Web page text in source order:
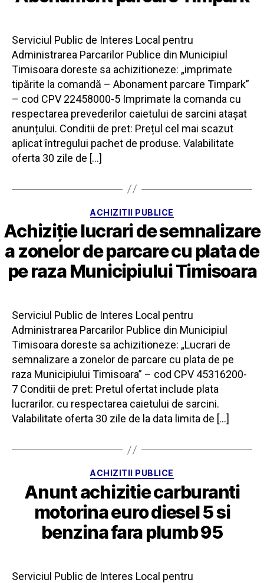
Serviciul Public de Interes Local pentru
Administrarea Parcarilor Publice din Municipiul
Timisoara doreste sa achizitioneze: „imprimate
tipărite la comandă – Abonament parcare Timpark”
– cod CPV 22458000-5 Imprimate la comanda cu
respectarea prevederilor caietului de sarcini atașat
anunțului. Conditii de pret: Prețul cel mai scazut
aplicat întregului pachet de produse. Valabilitate
oferta 30 zile de […]
Categorii
ACHIZITII PUBLICE
Achiziție lucrari de semnalizare
a zonelor de parcare cu plata de
pe raza Municipiului Timisoara
Serviciul Public de Interes Local pentru
Administrarea Parcarilor Publice din Municipiul
Timisoara doreste sa achizitioneze: „Lucrari de
semnalizare a zonelor de parcare cu plata de pe
raza Municipiului Timisoara” – cod CPV 45316200-
7 Conditii de pret: Pretul ofertat include plata
lucrarilor. cu respectarea caietului de sarcini.
Valabilitate oferta 30 zile de la data limita de […]
Categorii
ACHIZITII PUBLICE
Anunt achizitie carburanti
motorina euro diesel 5 si
benzina fara plumb 95
Serviciul Public de Interes Local pentru